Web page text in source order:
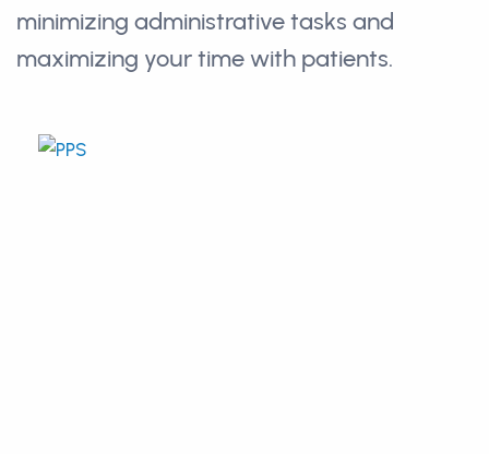
minimizing administrative tasks and
maximizing your time with patients.